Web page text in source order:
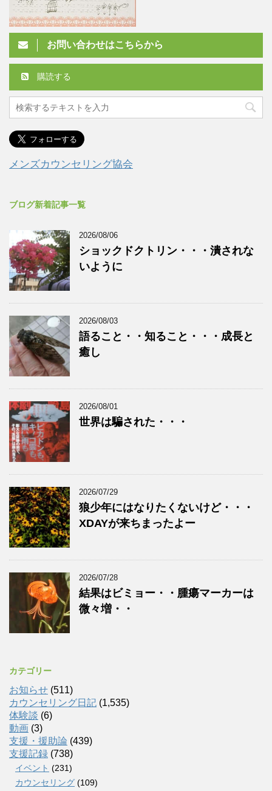
お問い合わせはこちらから
購読する
メンズカウンセリング協会
ブログ新着記事一覧
2026/08/06
ショックドクトリン・・・潰されな
いように
2026/08/03
語ること・・知ること・・・成長と
癒し
2026/08/01
世界は騙された・・・
2026/07/29
狼少年にはなりたくないけど・・・
XDAYが来ちまったよー
2026/07/28
結果はビミョー・・腫瘍マーカーは
微々増・・
カテゴリー
お知らせ (511)
カウンセリング日記 (1,535)
体験談 (6)
動画 (3)
支援・援助論 (439)
支援記録 (738)
イベント (231)
カウンセリング (109)